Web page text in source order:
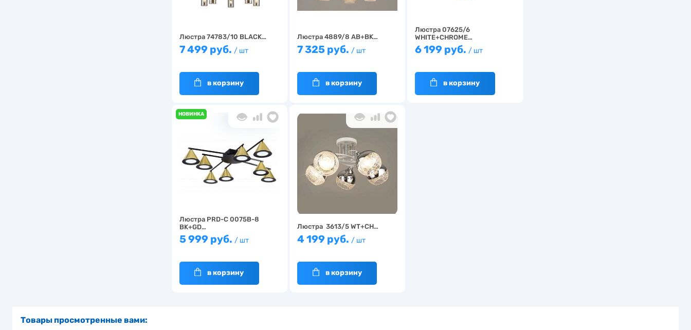
Люстра 74783/10 BLACK…
7 499 руб. / шт
в корзину
Люстра 4889/8 AB+BK…
7 325 руб. / шт
в корзину
Люстра 07625/6
WHITE+CHROME…
6 199 руб. / шт
в корзину
НОВИНКА
Люстра PRD-C 0075B-8
BK+GD…
5 999 руб. / шт
в корзину
Люстра 3613/5 WT+CH…
4 199 руб. / шт
в корзину
Товары просмотренные вами: